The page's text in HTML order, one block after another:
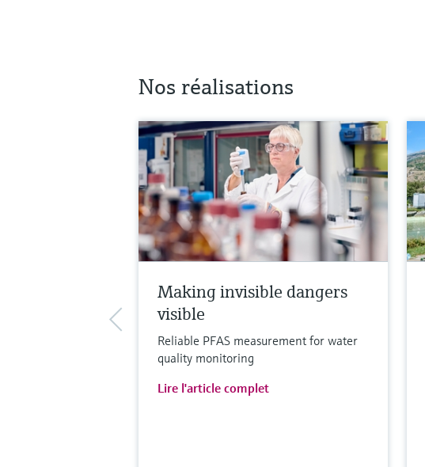
Nos réalisations
Making invisible dangers
visible
Reliable PFAS measurement for water
quality monitoring
Lire l'article complet